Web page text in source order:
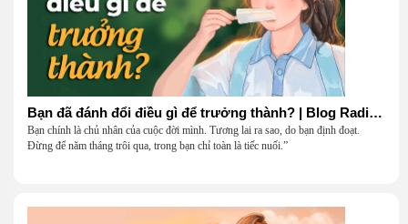
Bạn đã đánh đổi điều gì để trưởng thành? | Blog Radio 906
Bạn chính là chủ nhân của cuộc đời mình. Tương lai ra sao, do bạn định đoạt.
Đừng để năm tháng trôi qua, trong bạn chỉ toàn là tiếc nuối.”